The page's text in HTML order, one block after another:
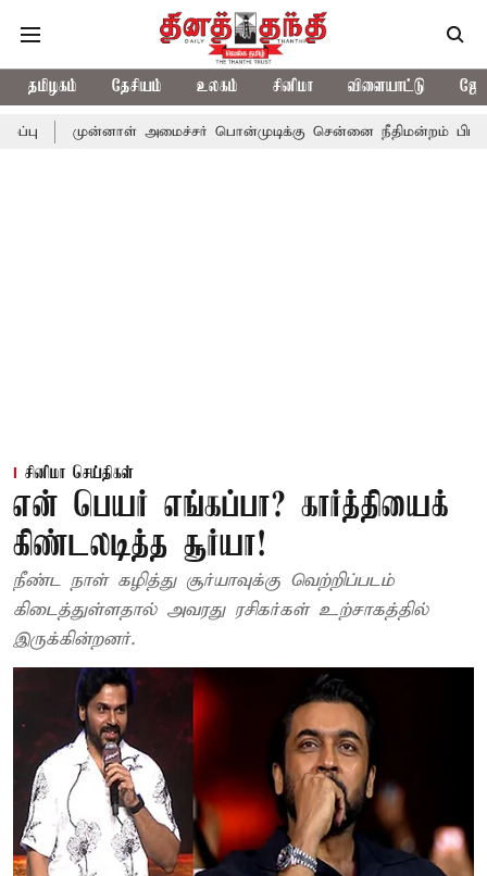
தமிழகம் தேசியம் உலகம் சினிமா விளையாட்டு
அமைச்சர் பொன்முடிக்கு சென்னை நீதிமன்றம் பிடிவாராண்ட்
சினிமா செய்திகள்
என் பெயர் எங்கப்பா? கார்த்தியைக்
கிண்டலடித்த சூர்யா!
நீண்ட நாள் கழித்து சூர்யாவுக்கு வெற்றிப்படம்
கிடைத்துள்ளதால் அவரது ரசிகர்கள் உற்சாகத்தில்
இருக்கின்றனர்.